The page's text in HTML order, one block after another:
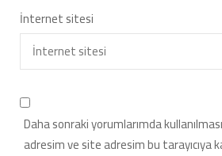
İnternet sitesi
Daha sonraki yorumlarımda
adresim ve site adresim bu tarayıcıya